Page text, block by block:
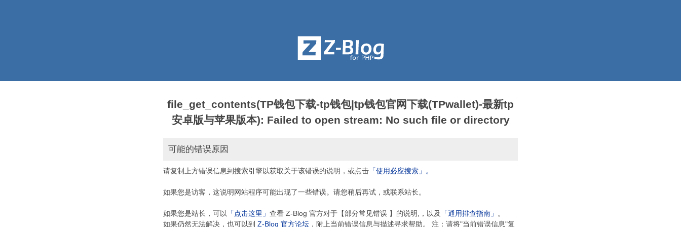
file_get_contents(TP钱包下载-tp钱包|tp钱包官网下载(TPwallet)-最新tp
安卓版与苹果版本): Failed to open stream: No such file or directory
可能的错误原因
请复制上方错误信息到搜索引擎以获取关于该错误的说明，或点击 「使用必应搜索」。
如果您是访客，这说明网站程序可能出现了一些错误。请您稍后再试，或联系站长。
如果您是站长，可以 「点击这里」 查看 Z-Blog 官方对于【部分常见错误 】的说明,，以及 「通用排查指南」
。
如果仍然无法解决，也可以到 Z-Blog 官方论坛 ，附上当前错误信息与描述寻求帮助。 注：请将"当前错误信息"复